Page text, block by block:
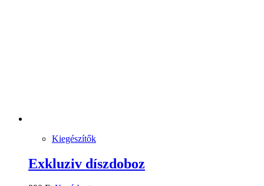
Kiegészítők
Exkluziv díszdoboz